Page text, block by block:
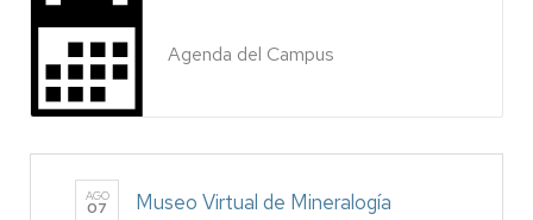
Agenda del Campus
AGO
07 Museo Virtual de Mineralogía